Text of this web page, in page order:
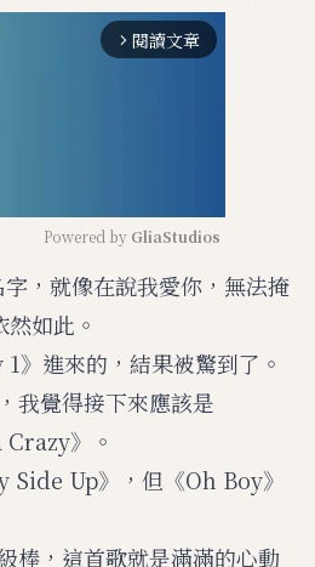
arrow_forward_ios 閱讀文章
M
e
Powered by GliaStudios
，就像在說我愛你，無法掩
如此。
》進來的，結果被驚到了。
我覺得接下來應該是
》。
Side Up》，但《Oh Boy》
棒，這首歌就是滿滿的心動